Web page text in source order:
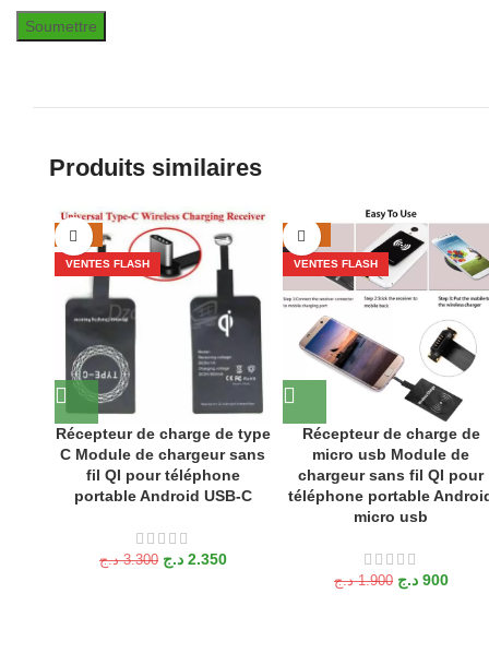
Produits similaires
-29%
VENTES FLASH
Récepteur de charge de type
C Module de chargeur sans
fil QI pour téléphone
portable Android USB-C
3.300 د.ج 2.350 د.ج
-53%
VENTES FLASH
Récepteur de charge de
micro usb Module de
chargeur sans fil QI pour
téléphone portable
micro usb
1.900 د.ج 900 د.ج